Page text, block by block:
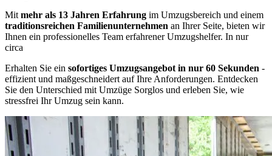
Mit mehr als 13 Jahren Erfahrung im Umzugsbereich und einem
traditionsreichen Familienunternehmen an Ihrer Seite, bieten wir
Ihnen ein professionelles Team erfahrener Umzugshelfer. In nur
circa
Erhalten Sie ein sofortiges Umzugsangebot in nur 60 Sekunden -
effizient und maßgeschneidert auf Ihre Anforderungen. Entdecken
Sie den Unterschied mit Umzüge Sorglos und erleben Sie, wie
stressfrei Ihr Umzug sein kann.